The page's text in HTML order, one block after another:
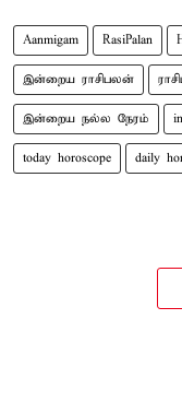
Aanmigam RasiPalan
இன்றைய ராசிபலன்
இன்றைய நல்ல நேரம்
today horoscope daily